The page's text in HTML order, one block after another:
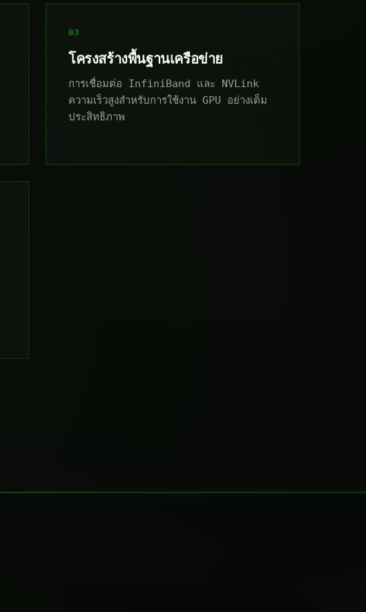
03
โครงสร้างพื้นฐานเครือข่าย
การเชื่อมต่อ InfiniBand และ NVLink
ความเร็วสูงสำหรับการใช้งาน GPU อย่างเต็ม
ประสิทธิภาพ